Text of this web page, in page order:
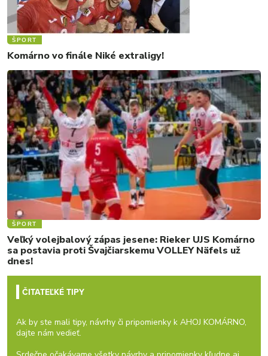
ŠPORT
Komárno vo finále Niké extraligy!
ŠPORT
Veľký volejbalový zápas jesene: Rieker UJS Komárno
sa postavia proti Švajčiarskemu VOLLEY Näfels už
dnes!
ČITATEĽKÉ TIPY
Ak by ste mali tipy, návrhy či pripomienky k AHOJ KOMÁRNO,
dajte nám vedieť.